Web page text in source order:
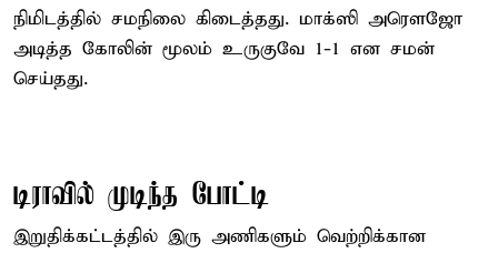
நிமிடத்தில் சமநிலை கிடைத்தது. மாக்ஸி அரௌஜோ
அடித்த கோலின் மூலம் உருகுவே 1-1 என சமன்
செய்தது.
டிராவில் முடிந்த போட்டி
இறுதிக்கட்டத்தில் இரு அணிகளும் வெற்றிக்கான